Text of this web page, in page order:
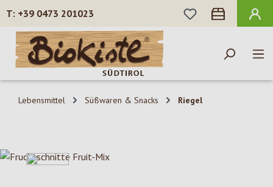
Zum Hauptinhalt springen
+39 0473 201023
DU HAST 0
Lebensmittel Süßwaren & Snacks Riegel
Bildergalerie überspringen